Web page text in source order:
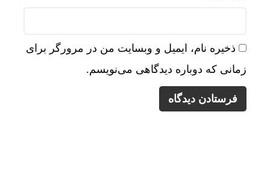
ذخیره نام، ایمیل و وبسایت من در مرورگر برای
زمانی که دوباره دیدگاهی می‌نویسم.